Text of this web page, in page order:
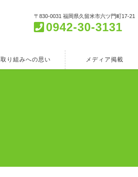
〒830-0031 福岡県久留米市六ツ門町17-21
0942-30-3131
取り組みへの思い メディア掲載